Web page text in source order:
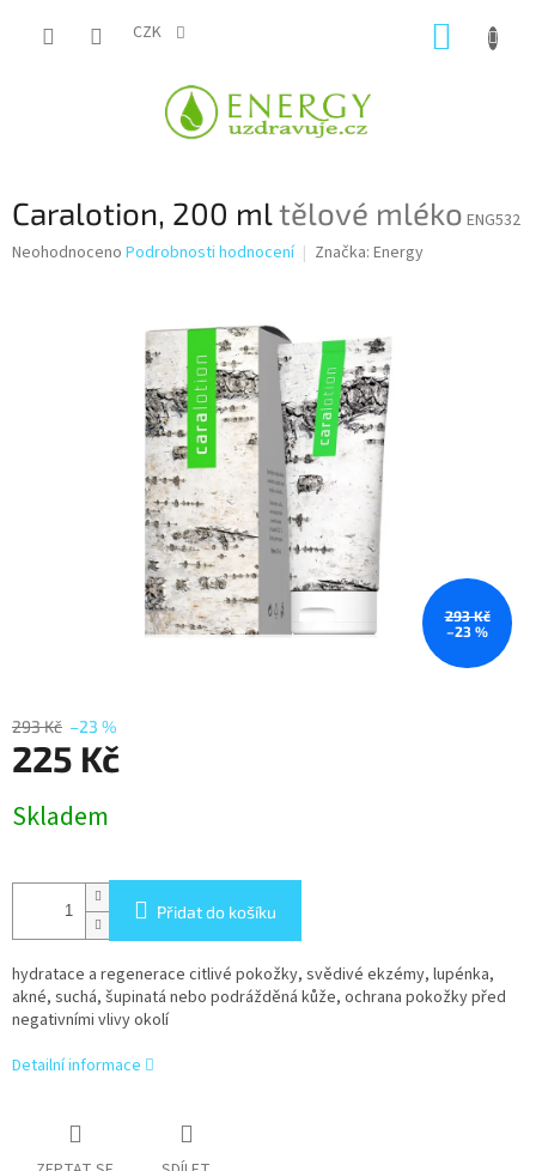
CZK
Caralotion, 200 mltělové mléko ENG532
Průměrné
Neohodnoceno Podrobnosti hodnocení Značka: Energy
293 Kč
–23 %
293 Kč –23 %
225 Kč
cena:
Skladem
Přidat do košíku
hydratace a regenerace citlivé pokožky, svědivé ekzémy, lupénka,
akné, suchá, šupinatá nebo podrážděná kůže, ochrana pokožky před
negativními vlivy okolí
Detailní informace